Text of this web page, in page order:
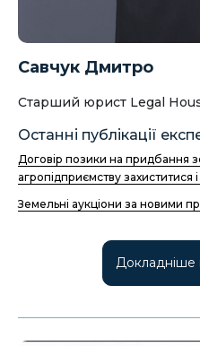
Савчук Дмитро
Старший юрист Legal
Останні публікації
Договір позики на придбання
агропідприємству захиститися
Земельні аукціони за новими
Докладніше